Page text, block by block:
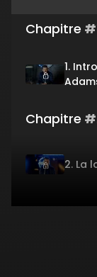
Chapitre
1.
Chapitre
2. La
3.